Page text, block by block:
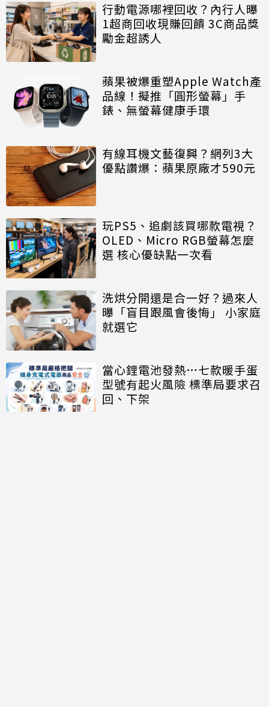
行動電源哪裡回收？內行人曝
1超商回收現賺回饋 3C商品獎
勵金超誘人
蘋果被爆重塑Apple Watch產
品線！擬推「圓形螢幕」手
錶、無螢幕健康手環
有線耳機文藝復興？網列3大
優點讚爆：蘋果原廠才590元
玩PS5、追劇該買哪款電視？
OLED、Micro RGB螢幕怎麼
選 核心優缺點一次看
洗烘分開還是合一好？過來人
曝「盲目跟風會後悔」 小家庭
就選它
當心鋰電池發熱…七款暖手蛋
型號有起火風險 標準局要求召
回、下架